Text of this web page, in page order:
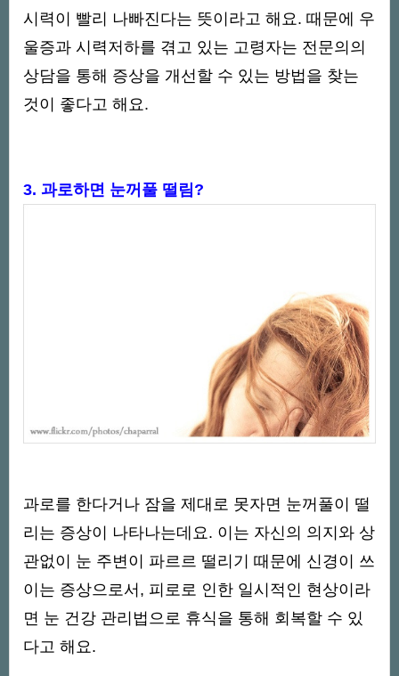
시력이 빨리 나빠진다는 뜻이라고 해요. 때문에 우
울증과 시력저하를 겪고 있는 고령자는 전문의의
상담을 통해 증상을 개선할 수 있는 방법을 찾는
것이 좋다고 해요.
3. 과로하면 눈꺼풀 떨림?
과로를 한다거나 잠을 제대로 못자면 눈꺼풀이 떨
리는 증상이 나타나는데요. 이는 자신의 의지와 상
관없이 눈 주변이 파르르 떨리기 때문에 신경이 쓰
이는 증상으로서, 피로로 인한 일시적인 현상이라
면 눈 건강 관리법으로 휴식을 통해 회복할 수 있
다고 해요.